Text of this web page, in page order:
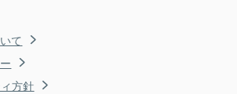
て
方針